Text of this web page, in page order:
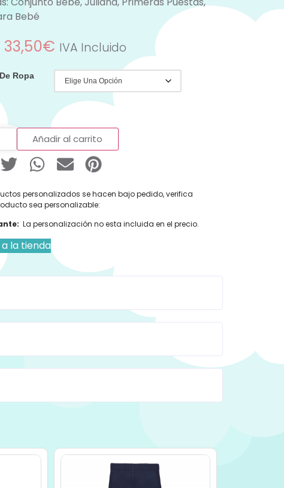
Bebé
33,50€ IVA Incluido
Ropa
Añadir al carrito
personalizados se hacen bajo pedido, verifica
sea personalizable:
La personalización no esta incluida en el precio.
la tienda